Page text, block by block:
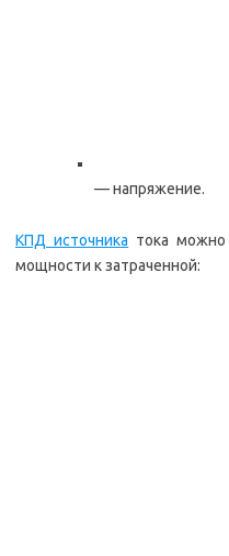
— напряжение.
КПД источника тока
мощности к затраченной: